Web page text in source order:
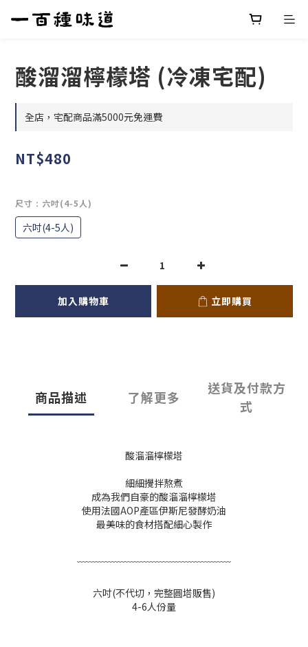
酸溜溜檸檬塔 (冷凍宅配)
全店，宅配商品滿5000元免運費
NT$480
尺寸 : 六吋(4-5人)
六吋(4-5人)
加入購物車 立即購買
商品描述 了解更多
送貨及付款方
式
酸溜溜檸檬塔
細細攪拌熬煮
成為我們自豪的酸溜溜檸檬塔
使用法國AOP產區伊斯尼發酵奶油
最美味的食材搭配細心製作
﹋﹋﹋﹋﹋﹋﹋﹋﹋﹋﹋﹋﹋﹋﹋﹋
六吋(不代切，完整圓塔販售)
4-6人份量